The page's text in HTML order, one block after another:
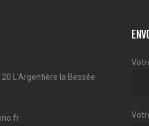
L'Argentière la Bessée